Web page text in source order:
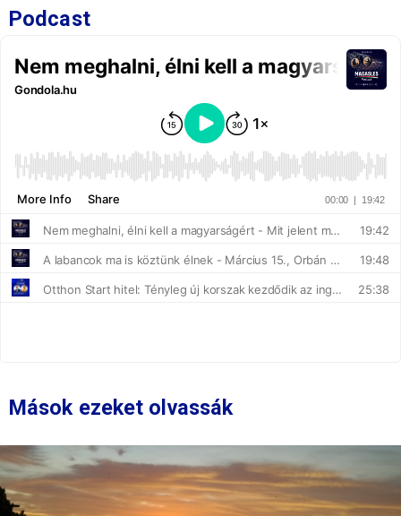
Podcast
Mások ezeket olvassák